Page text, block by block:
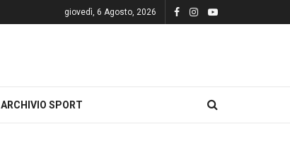
giovedì, 6 Agosto, 2026
ARCHIVIO SPORT